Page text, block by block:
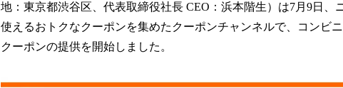
地：東京都渋谷区、代表取締役社長 CEO：浜本階生）は7月9日、
使えるおトクなクーポンを集めたクーポンチャンネルで、コンビ
クーポンの提供を開始しました。